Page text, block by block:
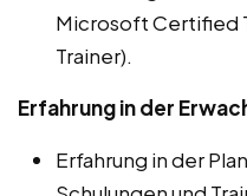
Microsoft Certified
Trainer).
Erfahrung in der
Erfahrung in der